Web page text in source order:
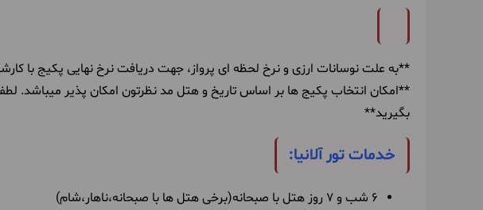
**به علت نوسانات ارزی و نرخ لحظه ای پرواز، جهت دریافت نرخ نهایی پکیج با
**امکان انتخاب پکیج ها بر اساس تاریخ و هتل مد نظرتون امکان پذیر میباشد.
بگیرید**
خدمات تور آلانیا:
6 شب و 7 روز هتل با صبحانه(برخی هتل ها با صبحانه،ناهار،شام)